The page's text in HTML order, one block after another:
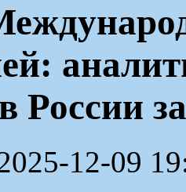
России
12-09